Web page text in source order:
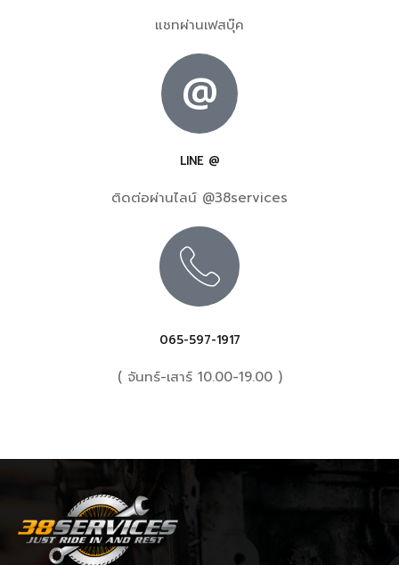
แชทผ่านเฟสบุ๊ค
@
LINE @
ติดต่อผ่านไลน์ @38services
065-597-1917
( จันทร์-เสาร์ 10.00-19.00 )